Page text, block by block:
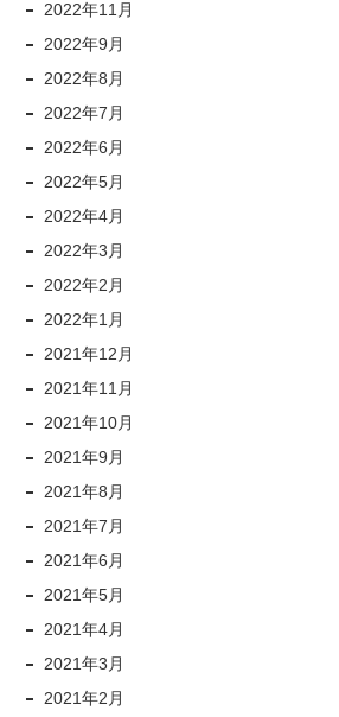
2022年11月
2022年9月
2022年8月
2022年7月
2022年6月
2022年5月
2022年4月
2022年3月
2022年2月
2022年1月
2021年12月
2021年11月
2021年10月
2021年9月
2021年8月
2021年7月
2021年6月
2021年5月
2021年4月
2021年3月
2021年2月